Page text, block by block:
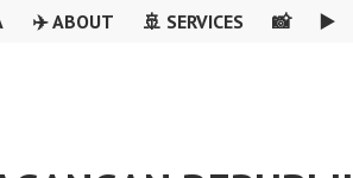
✈️ ABOUT 🚢 SERVICES 📸 ▶️